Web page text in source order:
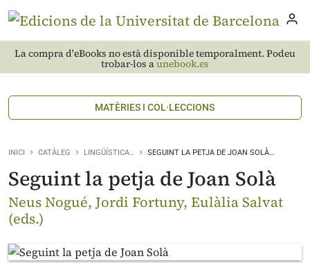
La compra d'eBooks no està disponible temporalment. Podeu
trobar-los aunebook.es
MATÈRIES I COL·LECCIONS
INICI CATÀLEG LINGÜÍSTICA… SEGUINT LA PETJA DE JOAN SOLÀ…
Seguint la petja de Joan Solà
Neus Nogué, Jordi Fortuny, Eulàlia Salvat
(eds.)